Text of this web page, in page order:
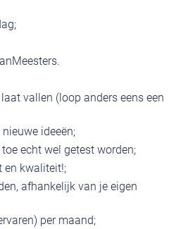
vallen (loop anders eens een
ideeën;
echt wel getest worden;
en kwaliteit!;
afhankelijk van je eigen
per maand;